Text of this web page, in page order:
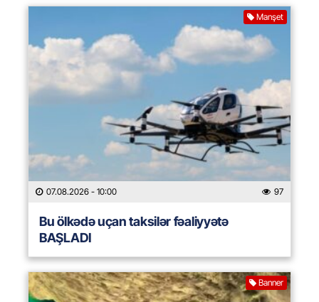
Manşet
07.08.2026 - 10:00 97
Bu ölkədə uçan taksilər fəaliyyətə
BAŞLADI
Banner